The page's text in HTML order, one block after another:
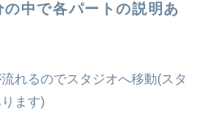
中で各パートの説明あ
れるのでスタジオへ移動(スタ
ます)